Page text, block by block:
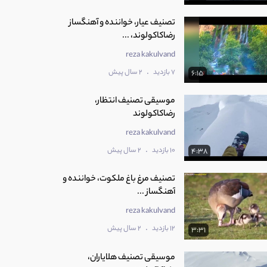
6:15
تصنیف عیار، خواننده و آهنگساز
رضاکاکولوند، ...
reza kakulvand
7 بازدید . 2 سال پیش
4:38
موسیقی تصنیف انتظار،
رضاکاکولوند
reza kakulvand
10 بازدید . 2 سال پیش
3:31
تصنیف مرغ باغ ملکوت، خواننده و
آهنگساز ...
reza kakulvand
12 بازدید . 2 سال پیش
موسیقی تصنیف هلایاران،